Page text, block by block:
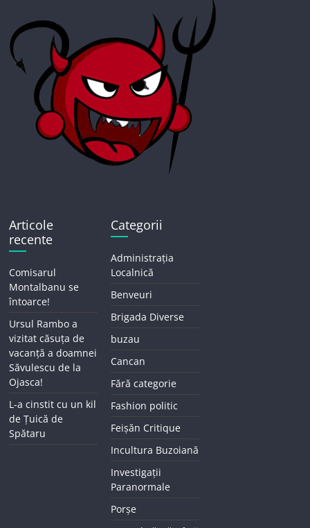
Articole
recente
Comisarul
Montalbanu se
întoarce!
Ursul Rambo a
vizitat căsuța de
vacanță a doamnei
Săvulescu de la
Ojasca!
L-a cinstit cu un kil
de Țuică de
Spătaru
Categorii
Administrația
Localnică
Benveuri
Brigada Diverse
buzau
Cancan
Fără categorie
Fashion politic
Feișăn Critique
Incultura Buzoiană
Investigații
Paranormale
Porșe